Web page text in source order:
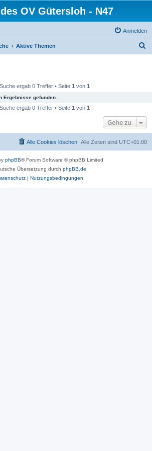
OV Gütersloh - N47
Anmelden
Aktive Themen
ergab 0 Treffer • Seite 1 von 1
Ergebnisse gefunden.
ergab 0 Treffer • Seite 1 von 1
Gehe zu
Alle Zeiten sind UTC+01:00
Alle Cookies löschen
phpBB® Forum Software © phpBB Limited
Übersetzung durch phpBB.de
| Nutzungsbedingungen